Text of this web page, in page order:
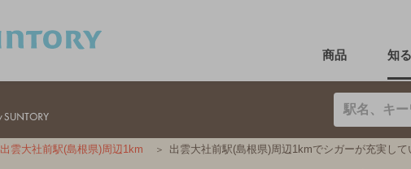
商品 知
出雲大社前駅(島根県)周辺1km 出雲大社前駅(島根県)周辺1kmでシガーが充実し